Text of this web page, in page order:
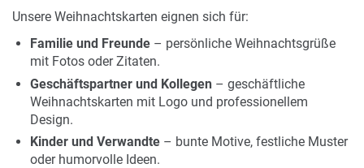
Unsere Weihnachtskarten eignen sich für:
Familie und Freunde – persönliche Weihnachtsgrüße
mit Fotos oder Zitaten.
Geschäftspartner und Kollegen – geschäftliche
Weihnachtskarten mit Logo und professionellem
Design.
Kinder und Verwandte – bunte Motive, festliche Muster
oder humorvolle Ideen.